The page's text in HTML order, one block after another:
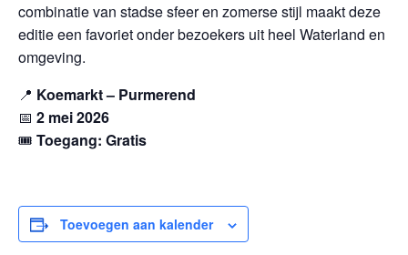
combinatie van stadse sfeer en zomerse stijl maakt deze
editie een favoriet onder bezoekers uit heel Waterland en
omgeving.
📍 Koemarkt – Purmerend
📅 2 mei 2026
🎟️ Toegang: Gratis
Toevoegen aan kalender